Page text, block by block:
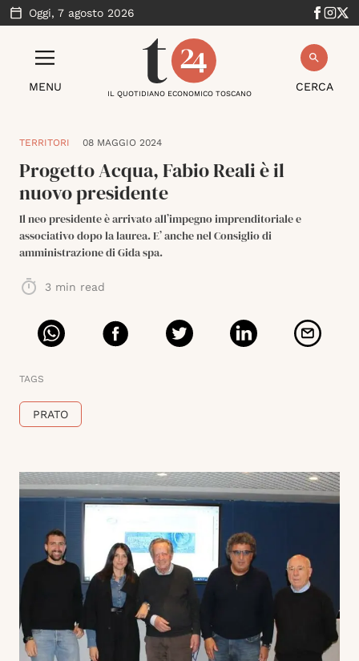
Oggi, 7 agosto 2026
MENU CERCA
IL QUOTIDIANO ECONOMICO TOSCANO
TERRITORI 08 MAGGIO 2024
Progetto Acqua, Fabio Reali è il
nuovo presidente
Il neo presidente è arrivato all’impegno imprenditoriale e
associativo dopo la laurea. E’ anche nel Consiglio di
amministrazione di Gida spa.
3 min read
TAGS
PRATO